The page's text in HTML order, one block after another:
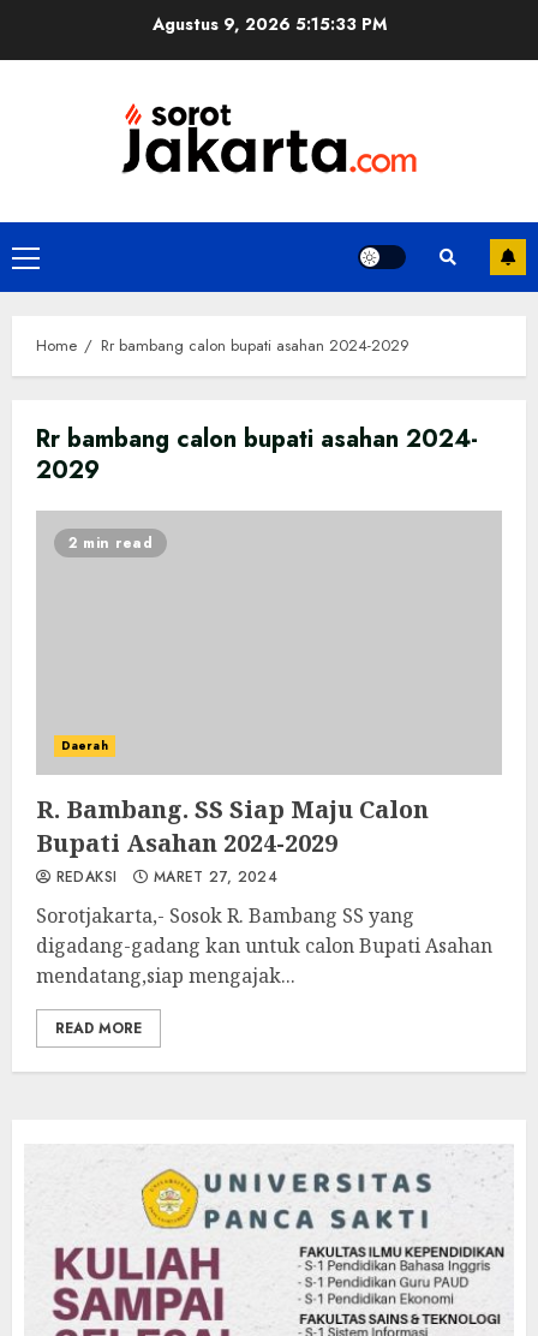
Agustus 9, 2026 5:15:33 PM
Primary
Menu
Home Rr bambang calon bupati asahan 2024-2029
Rr bambang calon bupati asahan 2024-
2029
2 min read
Daerah
R. Bambang. SS Siap Maju Calon
Bupati Asahan 2024-2029
REDAKSI MARET 27, 2024
Sorotjakarta,- Sosok R. Bambang SS yang
digadang-gadang kan untuk calon Bupati Asahan
mendatang,siap mengajak...
READ MORE